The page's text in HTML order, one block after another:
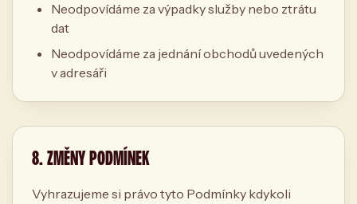
Neodpovídáme za výpadky služby nebo ztrátu
dat
Neodpovídáme za jednání obchodů uvedených
v adresáři
8. ZMĚNY PODMÍNEK
Vyhrazujeme si právo tyto Podmínky kdykoli